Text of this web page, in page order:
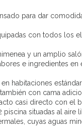
para dar
con todos los
y un amplio
e ingredientes en
habitaciones
con cama
casi directo con el
situadas al aire
cuyas aguas